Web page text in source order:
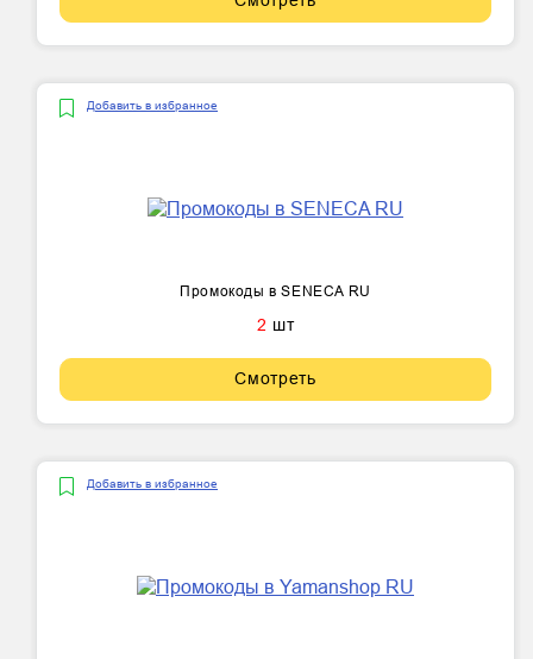
Добавить в избранное
Промокоды в SENECA RU
2 шт
Смотреть
Добавить в избранное